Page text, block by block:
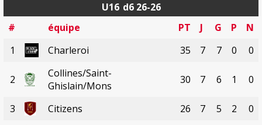
U16 d6 26-26
#
équipe PT J G P
N
1
Charleroi 35 7 7 0 0
2
Collines/Saint-
Ghislain/Mons
30 7 6 1 0
3 Citizens 26 7 5 2
0